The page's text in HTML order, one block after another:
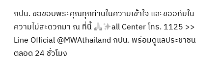
​กปน. ขอขอบพระคุณทุกท่านในความเข้าใจ และขออภัยใน
ความไม่สะดวกมา ณ ที่นี้
all Center โทร. 1125 >>
Line Official @MWAthailand กปน. พร้อมดูแลประชาชน
ตลอด 24 ชั่วโมง